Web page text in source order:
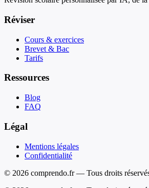
Réviser
Cours & exercices
Brevet & Bac
Tarifs
Ressources
Blog
FAQ
Légal
Mentions légales
Confidentialité
© 2026 comprendo.fr — Tous droits